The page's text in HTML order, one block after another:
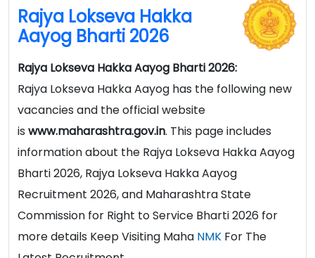
Rajya Lokseva Hakka
Aayog Bharti 2026
Rajya Lokseva Hakka Aayog Bharti 2026:
Rajya Lokseva Hakka Aayog has the following new
vacancies and the official website
is www.maharashtra.gov.in. This page includes
information about the Rajya Lokseva Hakka Aayog
Bharti 2026, Rajya Lokseva Hakka Aayog
Recruitment 2026, and Maharashtra State
Commission for Right to Service Bharti 2026 for
more details Keep Visiting Maha NMK For The